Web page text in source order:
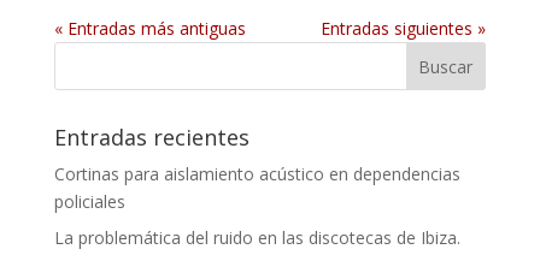
« Entradas más antiguas Entradas siguientes »
Entradas recientes
Cortinas para aislamiento acústico en dependencias
policiales
La problemática del ruido en las discotecas de Ibiza.